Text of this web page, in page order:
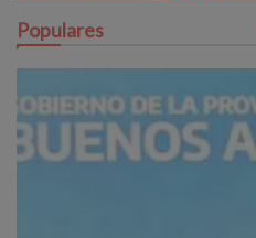
Populares